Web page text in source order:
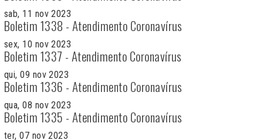
sab, 11 nov 2023
Boletim 1338 - Atendimento Coronavírus
sex, 10 nov 2023
Boletim 1337 - Atendimento Coronavírus
qui, 09 nov 2023
Boletim 1336 - Atendimento Coronavírus
qua, 08 nov 2023
Boletim 1335 - Atendimento Coronavírus
ter, 07 nov 2023